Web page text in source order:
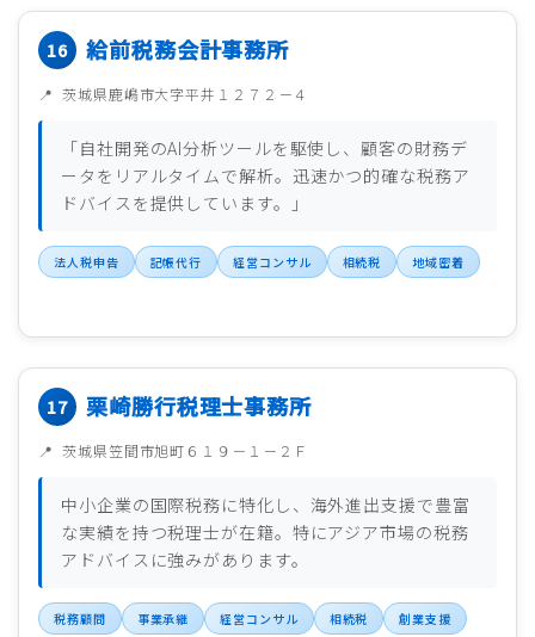
給前税務会計事務所
茨城県鹿嶋市大字平井１２７２－４
「自社開発のAI分析ツールを駆使し、顧客の財務デ
ータをリアルタイムで解析。迅速かつ的確な税務ア
ドバイスを提供しています。」
法人税申告 記帳代行 経営コンサル 相続税 地域密着
栗崎勝行税理士事務所
茨城県笠間市旭町６１９－１－２Ｆ
中小企業の国際税務に特化し、海外進出支援で豊富
な実績を持つ税理士が在籍。特にアジア市場の税務
アドバイスに強みがあります。
税務顧問 事業承継 経営コンサル 相続税 創業支援